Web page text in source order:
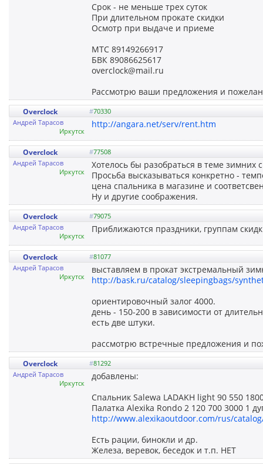
Срок - не меньше трех суток
При длительном прокате скидки
Осмотр при выдаче и приеме
МТС 89149266917
БВК 89086625617
overclock@mail.ru
Рассмотрю ваши предложения и
Overclock #70330
Андрей Тарасов
Иркутск
http://angara.net/serv/rent.htm
Overclock #77508
Андрей Тарасов
Иркутск
Хотелось бы разобраться в теме зимних
Просьба высказываться конкретно -
цена спальника в магазине и
Ну и другие соображения.
Overclock #79075
Андрей Тарасов
Иркутск
Приближаются праздники, группам
Overclock #81077
Андрей Тарасов
Иркутск
выставляем в прокат экстремальный
http://bask.ru/catalog/sleepingbags/
ориентировочный залог 4000.
день - 150-200 в зависимости от
есть две штуки.
рассмотрю встречные предложения и
Overclock #81292
Андрей Тарасов
Иркутск
добавлены:
Спальник Salewa LADAKH light 90 550
Палатка Alexika Rondo 2 120 700 3000 1
http://www.alexikaoutdoor.com/rus/
Есть рации, бинокли и др.
Железа, веревок, беседок и т.п. НЕТ